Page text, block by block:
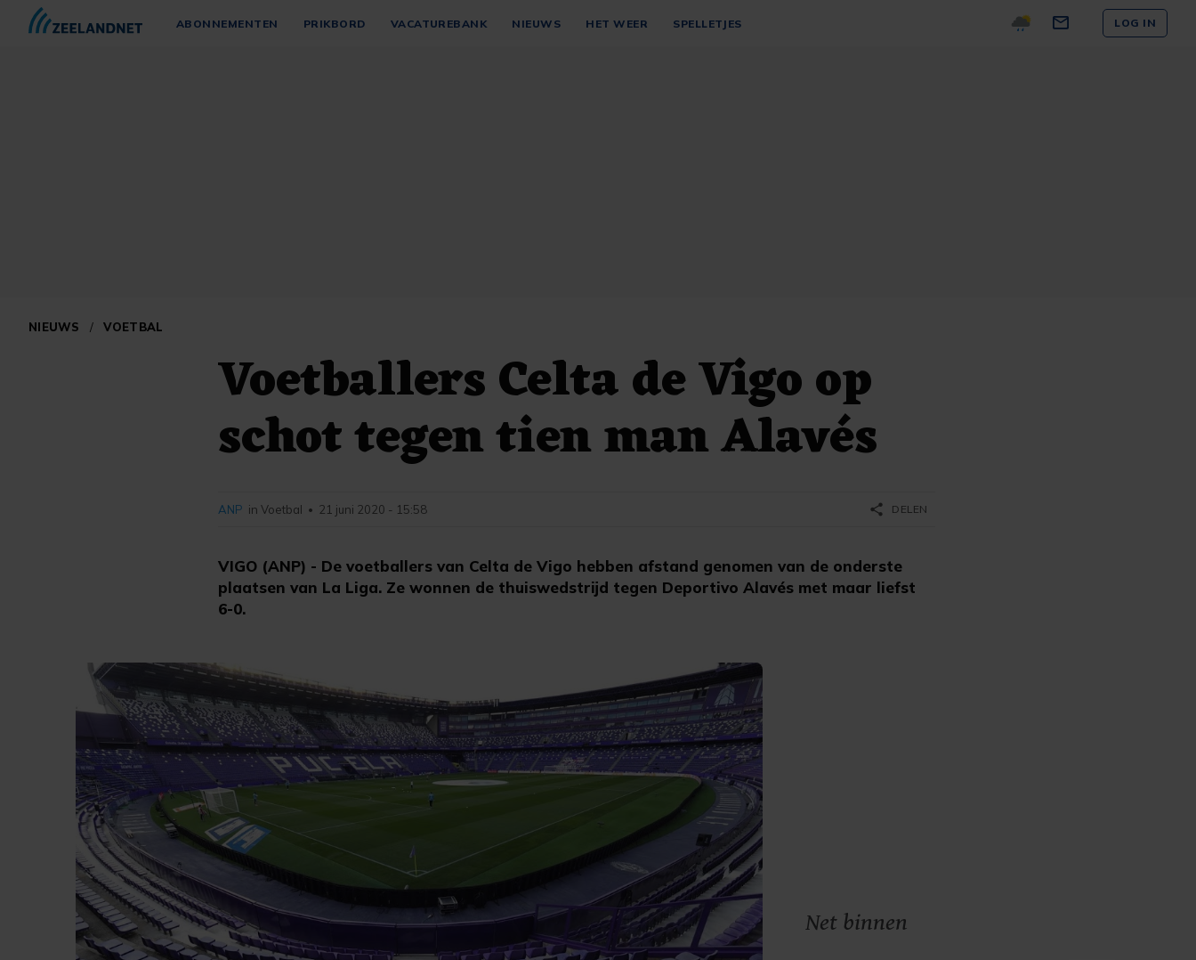
ABONNEMENTEN PRIKBORD VACATUREBANK NIEUWS HET WEER SPELLETJES LOG IN
NIEUWS / VOETBAL
Voetballers Celta de Vigo op
schot tegen tien man Alavés
VIGO (ANP) - De voetballers van Celta de Vigo hebben afstand genomen van de onderste
plaatsen van La Liga. Ze wonnen de thuiswedstrijd tegen Deportivo Alavés met maar liefst
6-0.
ANP in Voetbal • 21 juni 2020 - 15:58 share DELEN
Net binnen